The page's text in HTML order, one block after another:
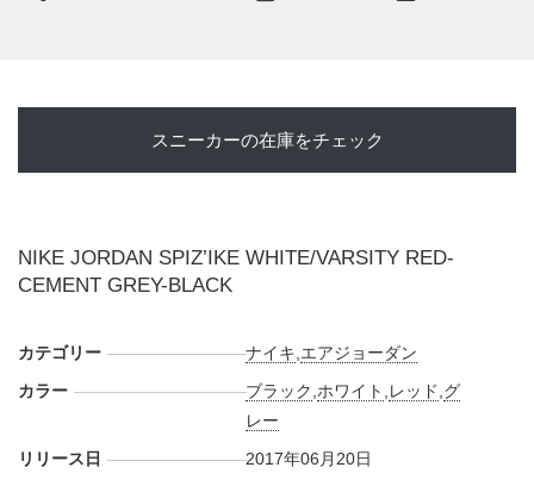
スニーカーの在庫をチェック
NIKE JORDAN SPIZ’IKE WHITE/VARSITY RED-
CEMENT GREY-BLACK
カテゴリー ナイキ エアジョーダン
カラー
ブラック ホワイト レッド グ
レー
リリース日
2017年06月20日